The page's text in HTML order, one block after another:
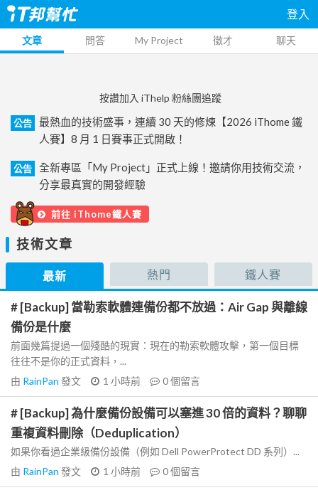
登入
文章 問答 My Project 徵才 聊天
按讚加入 iThelp 粉絲團追蹤
公告
最熱血的技術盛事，連續 30 天的修煉【2026 iThome 鐵
人賽】8 月 1 日賽事正式開啟！
公告
全新專區「My Project」正式上線！邀請你用技術交流，
分享最真實的開發經驗
前往 iThome鐵人賽
技術文章
最新 熱門 鐵人賽
# [Backup] 當勒索軟體連備份都不放過：Air Gap 與離線
備份是什麼
前面幾篇提過一個殘酷的現實：現在的勒索軟體攻擊，第一個目標
往往不是你的正式資料，...
由 RainPan 發文 1 小時前 0個留言
# [Backup] 為什麼備份設備可以塞進 30 倍的資料？聊聊
重複資料刪除（Deduplication）
如果你看過企業級備份設備（例如 Dell PowerProtect DD 系列）...
由 RainPan 發文 1 小時前 0個留言